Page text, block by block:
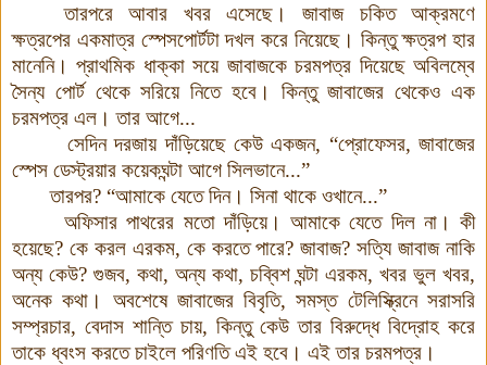
তারপরে আবার খবর এসেছে ।জাবাজ চকিত আক্রমণে
ক্ষত্রপের একমাত্র স্পেসপোর্টটা দখল করে নিয়েছে। কিন্তু ক্ষত্রপ হার
মানেনি। প্রাথমিক ধাক্কা সয়ে জাবাজকে চরমপত্র দিয়েছে অবিলম্বে
সৈন্য পোর্ট থেকে সরিয়ে নিতে হবে। কিন্তু জাবাজের থেকেও এক
চরমপত্র এল। তার আগে...
সেদিন দরজায় দাঁড়িয়েছে কেউ একজন, “প্রোফেসর, জাবাজের
স্পেস ডেস্ট্রয়ার কয়েকঘন্টা আগে সিলভানে...”
তারপর? “আমাকে যেতে দিন। সিনা থাকে ওখানে...”
অফিসার পাথরের মতো দাঁড়িয়ে। আমাকে যেতে দিল না। কী
হয়েছে? কে করল এরকম, কে করতে পারে? জাবাজ? সত্যি জাবাজ নাকি
অন্য কেউ? গুজব, কথা, অন্য কথা, চব্বিশ ঘন্টা এরকম, খবর ভুল খবর,
অনেক কথা। অবশেষে জাবাজের বিবৃতি, সমস্ত টেলিস্ক্রিনে সরাসরি
সম্প্রচার, বেদাস শান্তি চায়, কিন্তু কেউ তার বিরুদ্ধে বিদ্রোহ করে
তাকে ধ্বংস করতে চাইলে পরিণতি এই হবে । এই তার চরমপত্র ।